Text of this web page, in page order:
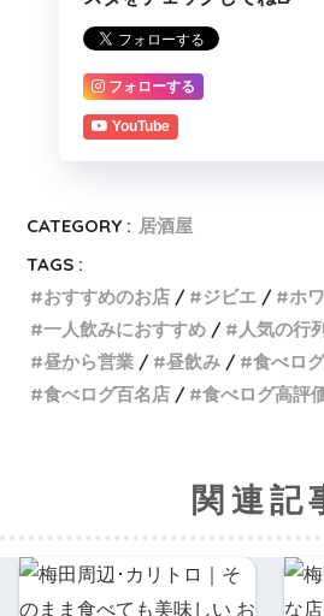
フォローする
YouTube
CATEGORY : 居酒屋
TAGS :
おすすめのお店
ジビエ
ホ
一人飲みにおすすめ
人気の行
昼から営業
昼飲み
食べロ
食べログ百名店
食べログ高評
関連記